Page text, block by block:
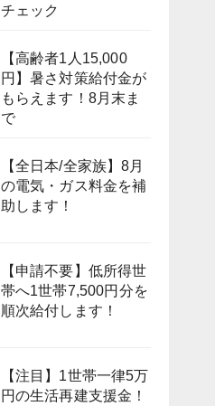
チェック
【高齢者1人15,000
円】暑さ対策給付金が
もらえます！8月末ま
で
【全日本/全家族】8月
の電気・ガス料金を補
助します！
【申請不要】低所得世
帯へ1世帯7,500円分を
順次給付します！
【注目】1世帯一律5万
円の生活再建支援金！